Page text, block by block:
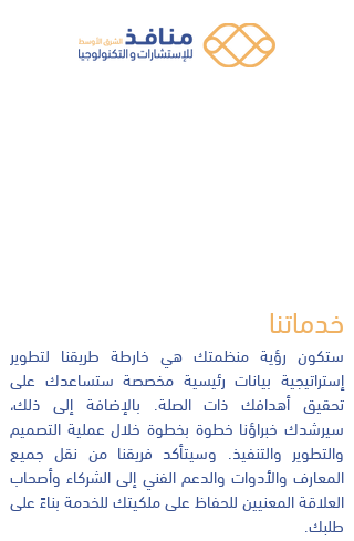
خدماتنا
ستكون رؤية منظمتك هي خارطة طريقنا لتطوير
إستراتيجية بيانات رئيسية مخصصة ستساعدك على
تحقيق أهدافك ذات الصلة. بالإضافة إلى ذلك،
سيرشدك خبراؤنا خطوة بخطوة خلال عملية التصميم
والتطوير والتنفيذ. وسيتأكد فريقنا من نقل جميع
المعارف والأدوات والدعم الفني إلى الشركاء وأصحاب
العلاقة المعنيين للحفاظ على ملكيتك للخدمة بناءً على
طلبك.